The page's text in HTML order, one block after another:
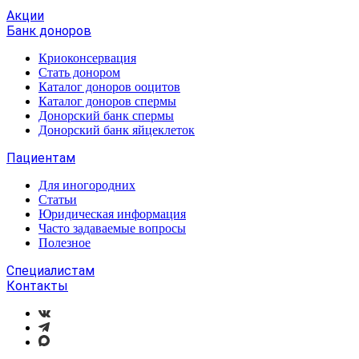
Акции
Банк доноров
Криоконсервация
Стать донором
Каталог доноров ооцитов
Каталог доноров спермы
Донорский банк спермы
Донорский банк яйцеклеток
Пациентам
Для иногородних
Статьи
Юридическая информация
Часто задаваемые вопросы
Полезное
Специалистам
Контакты